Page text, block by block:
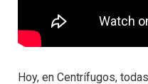
Hoy, en Centrífugos,